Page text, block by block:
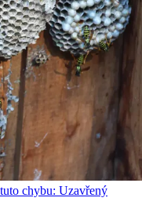
chybu: Uzavřený